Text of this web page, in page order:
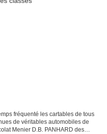
fréquenté les cartables de tous
de véritables automobiles de
Menier D.B. PANHARD des